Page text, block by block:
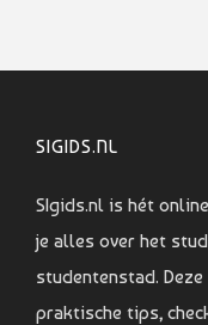
SIGIDS.NL
SIgids.nl is hét
je alles over het
studentenstad.
praktische tips,